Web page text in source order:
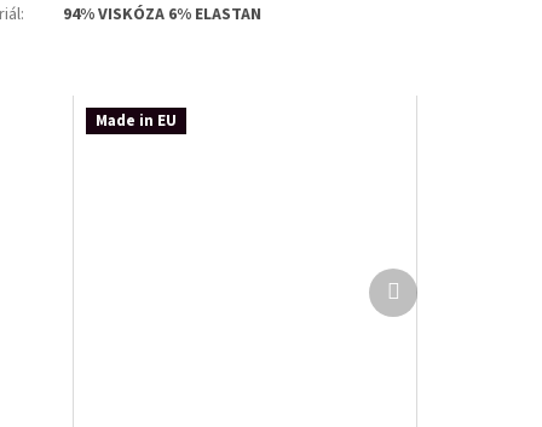
: 94% VISKÓZA 6% ELASTAN
Made in EU
Další
produkt